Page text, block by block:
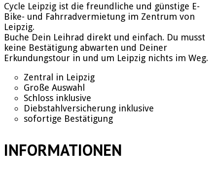
Cycle Leipzig ist die freundliche und günstige E-
Bike- und Fahrradvermietung im Zentrum von
Leipzig.
Buche Dein Leihrad direkt und einfach. Du musst
keine Bestätigung abwarten und Deiner
Erkundungstour in und um Leipzig nichts im Weg.
Zentral in Leipzig
Große Auswahl
Schloss inklusive
Diebstahlversicherung inklusive
sofortige Bestätigung
INFORMATIONEN